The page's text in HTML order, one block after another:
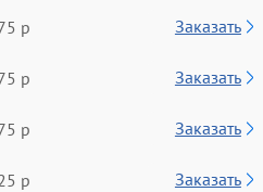
р Заказать
р Заказать
р Заказать
р Заказать